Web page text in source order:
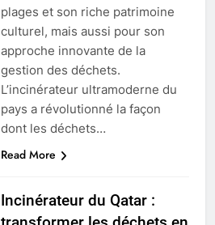
plages et son riche patrimoine
culturel, mais aussi pour son
approche innovante de la
gestion des déchets.
L’incinérateur ultramoderne du
pays a révolutionné la façon
dont les déchets…
Read More
Incinérateur du Qatar :